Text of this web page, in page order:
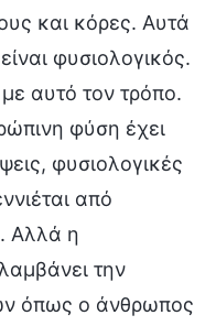
και κόρες. Αυτά
φυσιολογικός.
αυτό τον τρόπο.
φύση έχει
φυσιολογικές
από
Αλλά η
την
όπως ο άνθρωπος